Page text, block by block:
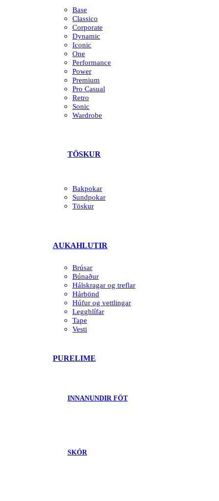
Base
Classico
Corporate
Dynamic
Iconic
One
Performance
Power
Premium
Pro Casual
Retro
Sonic
Wardrobe
TÖSKUR
Bakpokar
Sundpokar
Töskur
AUKAHLUTIR
Brúsar
Búnaður
Hálskragar og treflar
Hárbönd
Húfur og vettlingar
Legghlífar
Tape
Vesti
PURELIME
INNANUNDIR FÖT
SKÓR